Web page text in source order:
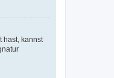
hast, kannst